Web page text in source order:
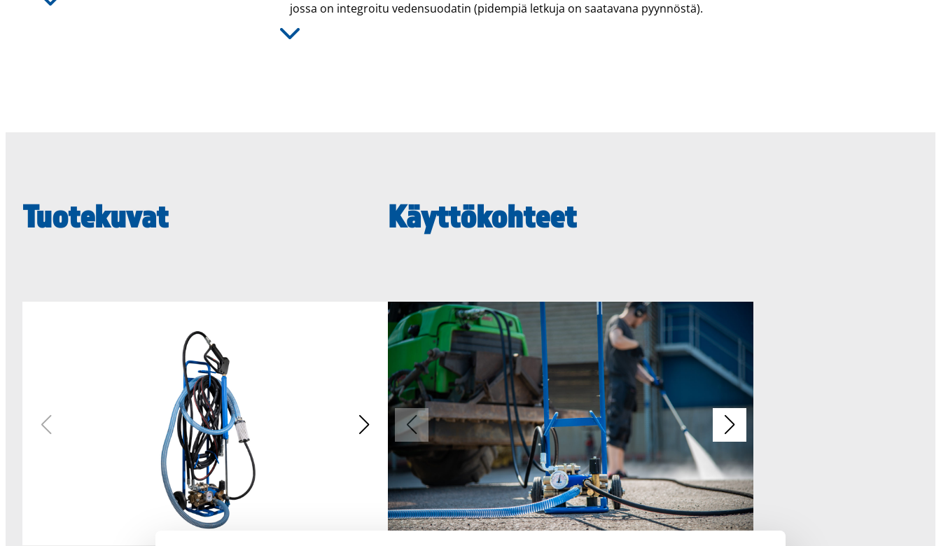
jossa on integroitu vedensuodatin (pidempiä letkuja on saatavana pyynnöstä).
Tuotekuvat Käyttökohteet